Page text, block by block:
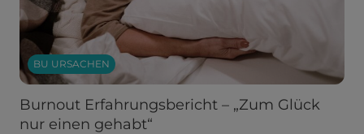
BU URSACHEN
Burnout Erfahrungsbericht – „Zum Glück
nur einen gehabt“